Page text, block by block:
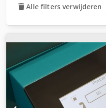
Alle filters verwijderen